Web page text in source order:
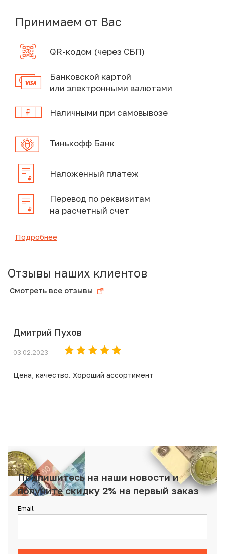
Принимаем от Вас
QR-кодом (через СБП)
Банковской картой
или электронными валютами
Наличными при самовывозе
Тинькофф Банк
Наложенный платеж
Перевод по реквизитам
на расчетный счет
Подробнее
Отзывы наших клиентов
Смотреть все отзывы
Дмитрий Пухов
03.02.2023
Цена, качество. Хороший ассортимент
Подпишитесь на наши новости и
получите скидку 2% на первый заказ
Email